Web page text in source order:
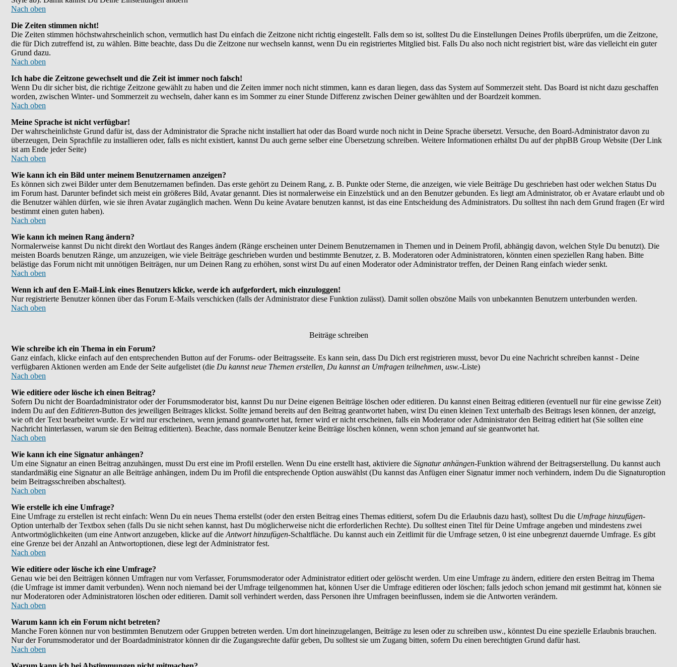
Nach oben
Die Zeiten stimmen nicht!
Die Zeiten stimmen höchstwahrscheinlich schon, vermutlich hast Du einfach die Zeitzone nicht richtig eingestellt. Falls dem so ist, solltest Du die Einstellungen Deines Profils überprüfen, um die Zeitzone,
die für Dich zutreffend ist, zu wählen. Bitte beachte, dass Du die Zeitzone nur wechseln kannst, wenn Du ein registriertes Mitglied bist. Falls Du also noch nicht registriert bist, wäre das vielleicht ein guter
Grund dazu.
Nach oben
Ich habe die Zeitzone gewechselt und die Zeit ist immer noch falsch!
Wenn Du dir sicher bist, die richtige Zeitzone gewählt zu haben und die Zeiten immer noch nicht stimmen, kann es daran liegen, dass das System auf Sommerzeit steht. Das Board ist nicht dazu geschaffen
worden, zwischen Winter- und Sommerzeit zu wechseln, daher kann es im Sommer zu einer Stunde Differenz zwischen Deiner gewählten und der Boardzeit kommen.
Nach oben
Meine Sprache ist nicht verfügbar!
Der wahrscheinlichste Grund dafür ist, dass der Administrator die Sprache nicht installiert hat oder das Board wurde noch nicht in Deine Sprache übersetzt. Versuche, den Board-Administrator davon zu
überzeugen, Dein Sprachfile zu installieren oder, falls es nicht existiert, kannst Du auch gerne selber eine Übersetzung schreiben. Weitere Informationen erhältst Du auf der phpBB Group Website (Der Link
ist am Ende jeder Seite)
Nach oben
Wie kann ich ein Bild unter meinem Benutzernamen anzeigen?
Es können sich zwei Bilder unter dem Benutzernamen befinden. Das erste gehört zu Deinem Rang, z. B. Punkte oder Sterne, die anzeigen, wie viele Beiträge Du geschrieben hast oder welchen Status Du
im Forum hast. Darunter befindet sich meist ein größeres Bild, Avatar genannt. Dies ist normalerweise ein Einzelstück und an den Benutzer gebunden. Es liegt am Administrator, ob er Avatare erlaubt und ob
die Benutzer wählen dürfen, wie sie ihren Avatar zugänglich machen. Wenn Du keine Avatare benutzen kannst, ist das eine Entscheidung des Administrators. Du solltest ihn nach dem Grund fragen (Er wird
bestimmt einen guten haben).
Nach oben
Wie kann ich meinen Rang ändern?
Normalerweise kannst Du nicht direkt den Wortlaut des Ranges ändern (Ränge erscheinen unter Deinem Benutzernamen in Themen und in Deinem Profil, abhängig davon, welchen Style Du benutzt). Die
meisten Boards benutzen Ränge, um anzuzeigen, wie viele Beiträge geschrieben wurden und bestimmte Benutzer, z. B. Moderatoren oder Administratoren, könnten einen speziellen Rang haben. Bitte
belästige das Forum nicht mit unnötigen Beiträgen, nur um Deinen Rang zu erhöhen, sonst wirst Du auf einen Moderator oder Administrator treffen, der Deinen Rang einfach wieder senkt.
Nach oben
Wenn ich auf den E-Mail-Link eines Benutzers klicke, werde ich aufgefordert, mich einzuloggen!
Nur registrierte Benutzer können über das Forum E-Mails verschicken (falls der Administrator diese Funktion zulässt). Damit sollen obszöne Mails von unbekannten Benutzern unterbunden werden.
Nach oben
Beiträge schreiben
Wie schreibe ich ein Thema in ein Forum?
Ganz einfach, klicke einfach auf den entsprechenden Button auf der Forums- oder Beitragsseite. Es kann sein, dass Du Dich erst registrieren musst, bevor Du eine Nachricht schreiben kannst - Deine
verfügbaren Aktionen werden am Ende der Seite aufgelistet (die Du kannst neue Themen erstellen, Du kannst an Umfragen teilnehmen, usw.-Liste)
Nach oben
Wie editiere oder lösche ich einen Beitrag?
Sofern Du nicht der Boardadministrator oder der Forumsmoderator bist, kannst Du nur Deine eigenen Beiträge löschen oder editieren. Du kannst einen Beitrag editieren (eventuell nur für eine gewisse Zeit)
indem Du auf den Editieren-Button des jeweiligen Beitrages klickst. Sollte jemand bereits auf den Beitrag geantwortet haben, wirst Du einen kleinen Text unterhalb des Beitrags lesen können, der anzeigt,
wie oft der Text bearbeitet wurde. Er wird nur erscheinen, wenn jemand geantwortet hat, ferner wird er nicht erscheinen, falls ein Moderator oder Administrator den Beitrag editiert hat (Sie sollten eine
Nachricht hinterlassen, warum sie den Beitrag editierten). Beachte, dass normale Benutzer keine Beiträge löschen können, wenn schon jemand auf sie geantwortet hat.
Nach oben
Wie kann ich eine Signatur anhängen?
Um eine Signatur an einen Beitrag anzuhängen, musst Du erst eine im Profil erstellen. Wenn Du eine erstellt hast, aktiviere die Signatur anhängen-Funktion während der Beitragserstellung. Du kannst auch
standardmäßig eine Signatur an alle Beiträge anhängen, indem Du im Profil die entsprechende Option auswählst (Du kannst das Anfügen einer Signatur immer noch verhindern, indem Du die Signaturoption
beim Beitragsschreiben abschaltest).
Nach oben
Wie erstelle ich eine Umfrage?
Eine Umfrage zu erstellen ist recht einfach: Wenn Du ein neues Thema erstellst (oder den ersten Beitrag eines Themas editierst, sofern Du die Erlaubnis dazu hast), solltest Du die Umfrage hinzufügen-
Option unterhalb der Textbox sehen (falls Du sie nicht sehen kannst, hast Du möglicherweise nicht die erforderlichen Rechte). Du solltest einen Titel für Deine Umfrage angeben und mindestens zwei
Antwortmöglichkeiten (um eine Antwort anzugeben, klicke auf die Antwort hinzufügen-Schaltfläche. Du kannst auch ein Zeitlimit für die Umfrage setzen, 0 ist eine unbegrenzt dauernde Umfrage. Es gibt
eine Grenze bei der Anzahl an Antwortoptionen, diese legt der Administrator fest.
Nach oben
Wie editiere oder lösche ich eine Umfrage?
Genau wie bei den Beiträgen können Umfragen nur vom Verfasser, Forumsmoderator oder Administrator editiert oder gelöscht werden. Um eine Umfrage zu ändern, editiere den ersten Beitrag im Thema
(die Umfrage ist immer damit verbunden). Wenn noch niemand bei der Umfrage teilgenommen hat, können User die Umfrage editieren oder löschen; falls jedoch schon jemand mit gestimmt hat, können sie
nur Moderatoren oder Administratoren löschen oder editieren. Damit soll verhindert werden, dass Personen ihre Umfragen beeinflussen, indem sie die Antworten verändern.
Nach oben
Warum kann ich ein Forum nicht betreten?
Manche Foren können nur von bestimmten Benutzern oder Gruppen betreten werden. Um dort hineinzugelangen, Beiträge zu lesen oder zu schreiben usw., könntest Du eine spezielle Erlaubnis brauchen.
Nur der Forumsmoderator und der Boardadministrator können dir die Zugangsrechte dafür geben, Du solltest sie um Zugang bitten, sofern Du einen berechtigten Grund dafür hast.
Nach oben